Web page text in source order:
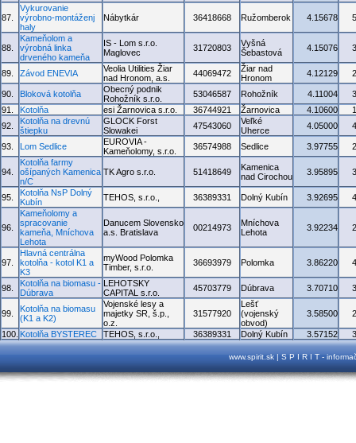
87.
Vykurovanie
výrobno-montáženj
haly
Nábytkár 36418668 Ružomberok 4.15678
88.
Kameňolom a
výrobná linka
drveného kameňa
IS - Lom s.r.o.
Maglovec
31720803
Vyšná
Šebastová
4.15076
89. Závod ENEVIA
Veolia Utilities Žiar
nad Hronom, a.s.
44069472
Žiar nad
Hronom
4.12129
90. Bloková kotolňa
Obecný podnik
Rohožník s.r.o.
53046587 Rohožník 4.11004
91.
Kotolňa esi Žarnovica s.r.o. 36744921 Žarnovica 4.10600
92.
Kotolňa na drevnú
štiepku
GLOCK Forst
Slowakei
47543060
Veľké
Uherce
4.05000
93. Lom Sedlice
EUROVIA -
Kameňolomy, s.r.o.
36574988 Sedlice 3.97755
94.
Kotolňa farmy
ošípaných Kamenica
n/C
TK Agro s.r.o. 51418649
Kamenica
nad Cirochou
3.95895
95.
Kotolňa NsP Dolný
Kubín
TEHOS, s.r.o., 36389331 Dolný Kubín 3.92695
96.
Kameňolomy a
spracovanie
kameňa, Mníchova
Lehota
Danucem Slovensko
a.s. Bratislava
00214973
Mníchova
Lehota
3.92234
97.
Hlavná centrálna
kotolňa - kotol K1 a
K3
myWood Polomka
Timber, s.r.o.
36693979 Polomka 3.86220
98.
Kotolňa na biomasu -
Dúbrava
LEHOTSKY
CAPITAL s.r.o.
45703779 Dúbrava 3.70710
99.
Kotolňa na biomasu
(K1 a K2)
Vojenské lesy a
majetky SR, š.p.,
o.z.
31577920
Lešť
(vojenský
obvod)
3.58500
100. Kotolňa BYSTEREC TEHOS, s.r.o., 36389331 Dolný Kubín 3.57152
www.spirit.sk | S P I R I T -